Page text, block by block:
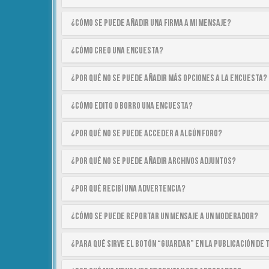
¿Cómo se puede añadir una firma a mi mensaje?
¿Cómo creo una encuesta?
¿Por qué no se puede añadir más opciones a la encuesta?
¿Cómo edito o borro una encuesta?
¿Por qué no se puede acceder a algún foro?
¿Por qué no se puede añadir archivos adjuntos?
¿Por qué recibí una advertencia?
¿Cómo se puede reportar un mensaje a un moderador?
¿Para qué sirve el botón “Guardar” en la publicación de